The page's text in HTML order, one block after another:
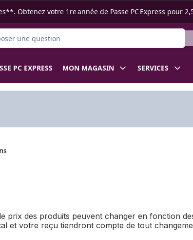
Obtenez votre 1re année de Passe PC Express pour
PC EXPRESS MON MAGASIN SERVICES
prix des produits peuvent changer en fonction
et votre reçu tiendront compte de tout